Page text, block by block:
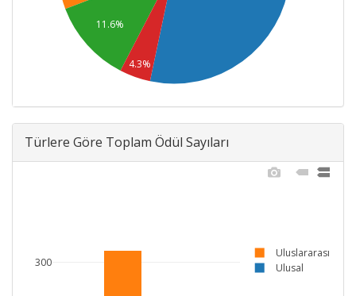
11.6%
4.3%
Türlere Göre Toplam Ödül Sayıları
300
Uluslararası
Ulusal